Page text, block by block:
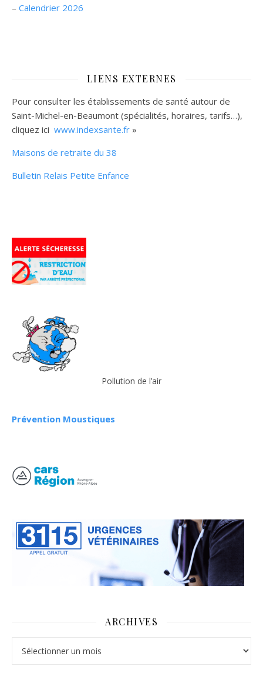
– Calendrier 2026
LIENS EXTERNES
Pour consulter les établissements de santé autour de
Saint-Michel-en-Beaumont (spécialités, horaires, tarifs…),
cliquez ici www.indexsante.fr »
Maisons de retraite du 38
Bulletin Relais Petite Enfance
Pollution de l’air
Prévention Moustiques
ARCHIVES